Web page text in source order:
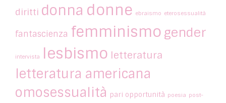
diritti donna donne ebraismo eterosessualità
fantascienza femminismo gender
intervista lesbismo letteratura
letteratura americana
omosessualità pari opportunità poesia post-